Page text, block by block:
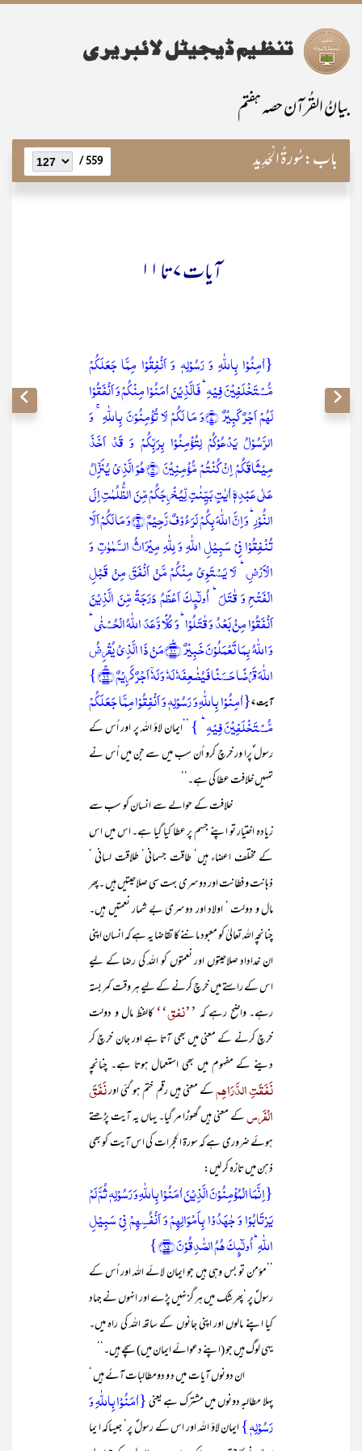
بیانُ القُرآن حصہ ہفتم
باب:سُورۃُ الْحَدِید 559 /
آیات ۷ تا ۱۱
{اٰمِنُوۡا بِاللّٰہِ وَ رَسُوۡلِہٖ وَ اَنۡفِقُوۡا مِمَّا جَعَلَکُمۡ
مُّسۡتَخۡلَفِیۡنَ فِیۡہِ ؕ فَالَّذِیۡنَ اٰمَنُوۡا مِنۡکُمۡ وَ اَنۡفَقُوۡا
لَہُمۡ اَجۡرٌ کَبِیۡرٌ ﴿۷﴾وَ مَا لَکُمۡ لَا تُؤۡمِنُوۡنَ بِاللّٰہِ ۚ وَ
الرَّسُوۡلُ یَدۡعُوۡکُمۡ لِتُؤۡمِنُوۡا بِرَبِّکُمۡ وَ قَدۡ اَخَذَ
مِیۡثَاقَکُمۡ اِنۡ کُنۡتُمۡ مُّؤۡمِنِیۡنَ ﴿۸﴾ہُوَ الَّذِیۡ یُنَزِّلُ
عَلٰی عَبۡدِہٖۤ اٰیٰتٍۭ بَیِّنٰتٍ لِّیُخۡرِجَکُمۡ مِّنَ الظُّلُمٰتِ اِلَی
النُّوۡرِ ؕ وَ اِنَّ اللّٰہَ بِکُمۡ لَرَءُوۡفٌ رَّحِیۡمٌ ﴿۹﴾وَ مَا لَکُمۡ اَلَّا
تُنۡفِقُوۡا فِیۡ سَبِیۡلِ اللّٰہِ وَ لِلّٰہِ مِیۡرَاثُ السَّمٰوٰتِ وَ
الۡاَرۡضِ ؕ لَا یَسۡتَوِیۡ مِنۡکُمۡ مَّنۡ اَنۡفَقَ مِنۡ قَبۡلِ
الۡفَتۡحِ وَ قٰتَلَ ؕ اُولٰٓئِکَ اَعۡظَمُ دَرَجَۃً مِّنَ الَّذِیۡنَ
اَنۡفَقُوۡا مِنۡۢ بَعۡدُ وَ قٰتَلُوۡا ؕ وَ کُلًّا وَّعَدَ اللّٰہُ الۡحُسۡنٰی ؕ
وَ اللّٰہُ بِمَا تَعۡمَلُوۡنَ خَبِیۡرٌ ﴿٪۱۰﴾مَنۡ ذَا الَّذِیۡ یُقۡرِضُ
اللّٰہَ قَرۡضًا حَسَنًا فَیُضٰعِفَہٗ لَہٗ وَ لَہٗۤ اَجۡرٌ کَرِیۡمٌ ﴿ۚ۱۱﴾}
آیت ۷ {اٰمِنُوۡا بِاللّٰہِ وَ رَسُوۡلِہٖ وَ اَنۡفِقُوۡا مِمَّا جَعَلَکُمۡ
مُّسۡتَخۡلَفِیۡنَ فِیۡہِ ؕ } ’’ایمان لاؤ اللہ پر اور اُس کے
رسول ؐپرا ور خرچ کرو اُن سب میں سے جن میں اُس نے
تمہیں خلافت عطا کی ہے۔‘‘
خلافت کے حوالے سے انسان کو سب سے
زیادہ اختیار تو اپنے جسم پر عطا کیا گیا ہے۔ اس میں اس
کے مختلف اعضاء ہیں‘ طاقت جسمانی‘ طلاقت لسانی ‘
ذہانت و فطانت اور دوسری بہت سی صلاحیتیں ہیں ۔پھر
مال و دولت ‘ اولاد اور دوسری بے شمار نعمتیں ہیں۔
چنانچہ اللہ تعالیٰ کو معبود ماننے کا تقاضا یہ ہے کہ انسان اپنی
ان خداداد صلاحیتوں اور نعمتوں کو اللہ کی رضا کے لیے
اس کے راستے میں خرچ کرنے کے لیے ہر وقت کمر بستہ
رہے۔ واضح رہے کہ ’’نفق‘‘کالفظ مال و دولت
خرچ کرنے کے معنی میں بھی آتا ہے اور جان خرچ کر
دینے کے مفہوم میں بھی استعمال ہوتا ہے۔ چنانچہ
نَفَقَتِ الدَّرَاھِمکے معنی ہیں رقم ختم ہو گئی اورنَفَقَ
الْفَرسکے معنی ہیں گھوڑا مر گیا۔ یہاں یہ آیت پڑھتے
ہوئے ضروری ہے کہ سورۃ الحجرات کی اس آیت کو بھی
ذہن میں تازہ کر لیں:
{اِنَّمَا الۡمُؤۡمِنُوۡنَ الَّذِیۡنَ اٰمَنُوۡا بِاللّٰہِ وَ رَسُوۡلِہٖ ثُمَّ لَمۡ
یَرۡتَابُوۡا وَ جٰہَدُوۡا بِاَمۡوَالِہِمۡ وَ اَنۡفُسِہِمۡ فِیۡ سَبِیۡلِ
اللّٰہِ ؕ اُولٰٓئِکَ ہُمُ الصّٰدِقُوۡنَ ﴿۱۵﴾}
’’مؤمن تو بس وہی ہیں جو ایمان لائے اللہ اور اُس کے
رسولؐ پر ‘پھر شک میں ہر گز نہیں پڑے اور انہوں نے جہاد
کیا اپنے مالوں اور اپنی جانوں کے ساتھ اللہ کی راہ میں۔
یہی لوگ ہیں جو (اپنے دعوائے ایمان میں) سچے ہیں۔‘‘
ان دونوں آیات میں د و دومطالبات آئے ہیں ‘
پہلا مطالبہ دونوں میں مشترک ہے یعنی{اٰمَنُوۡا بِاللّٰہِ وَ
رَسُوۡلِہٖ}ایمان لاؤ اللہ اور اس کے رسولؐ پر‘ جیساکہ ا یما